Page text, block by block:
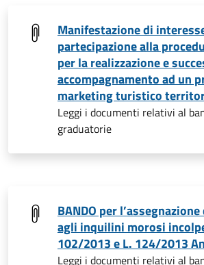
Manifestazione di
partecipazione alla
per la realizzazione e
accompagnamento ad un
marketing turistico
Leggi i documenti relativi al
graduatorie
BANDO per
agli inquilini morosi
102/2013 e L. 124/2013
Leggi i documenti relativi al